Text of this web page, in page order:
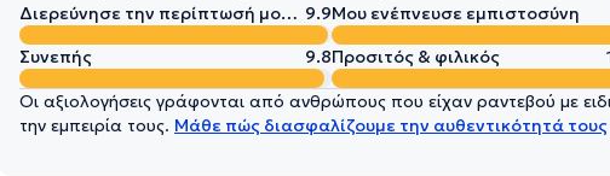
Διερεύνησε την περίπτωσή μου σε βάθος 9.9Μου ενέπνευσε εμπιστοσύνη
Συνεπής
9.8Προσιτός & φιλικός
Οι αξιολογήσεις γράφονται από ανθρώπους που είχαν ραντεβού με
την εμπειρία τους. Μάθε πώς διασφαλίζουμε την αυθεντικότητά τους